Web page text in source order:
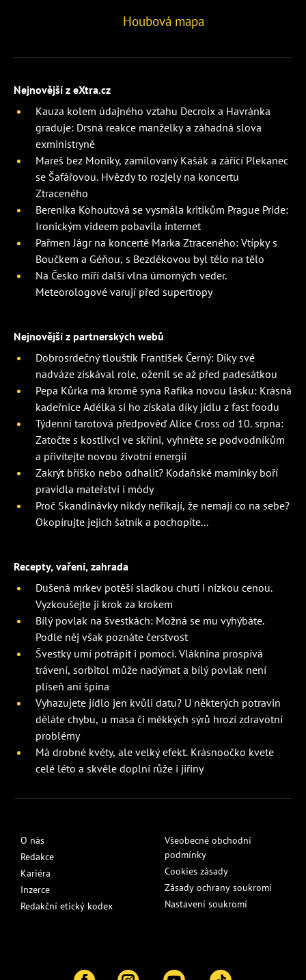
Houbová mapa
Nejnovější z eXtra.cz
Kauza kolem údajného vztahu Decroix a Havránka
graduje: Drsná reakce manželky a záhadná slova
exministryně
Mareš bez Moniky, zamilovaný Kašák a zářící Plekanec
se Šafářovou. Hvězdy to rozjely na koncertu
Ztraceného
Berenika Kohoutová se vysmála kritikům Prague Pride:
Ironickým videem pobavila internet
Pařmen Jágr na koncertě Marka Ztraceného: Vtípky s
Boučkem a Géňou, s Bezděkovou byl tělo na tělo
Na Česko míří další vlna úmorných veder.
Meteorologové varují před supertropy
Nejnovější z partnerských webů
Dobrosrdečný tlouštík František Černý: Díky své
nadváze získával role, oženil se až před padesátkou
Pepa Kůrka má kromě syna Rafíka novou lásku: Krásná
kadeřnice Adélka si ho získala díky jídlu z fast foodu
Týdenní tarotová předpověď Alice Cross od 10. srpna:
Zatočte s kostlivci ve skříni, vyhněte se podvodníkům
a přivítejte novou životní energii
Zakrýt bříško nebo odhalit? Kodaňské maminky boří
pravidla mateřství i módy
Proč Skandinávky nikdy neříkají, že nemají co na sebe?
Okopírujte jejich šatník a pochopíte...
Recepty, vaření, zahrada
Dušená mrkev potěší sladkou chutí i nízkou cenou.
Vyzkoušejte ji krok za krokem
Bílý povlak na švestkách: Možná se mu vyhýbáte.
Podle něj však poznáte čerstvost
Švestky umí potrápit i pomoci. Vláknina prospívá
trávení, sorbitol může nadýmat a bílý povlak není
plíseň ani špína
Vyhazujete jídlo jen kvůli datu? U některých potravin
děláte chybu, u masa či měkkých sýrů hrozí zdravotní
problémy
Má drobné květy, ale velký efekt. Krásnoočko kvete
celé léto a skvěle doplní růže i jiřiny
O nás
Redakce
Kariéra
Inzerce
Redakční etický kodex
Všeobecné obchodní
podmínky
Cookies zásady
Zásady ochrany soukromí
Nastavení soukromí